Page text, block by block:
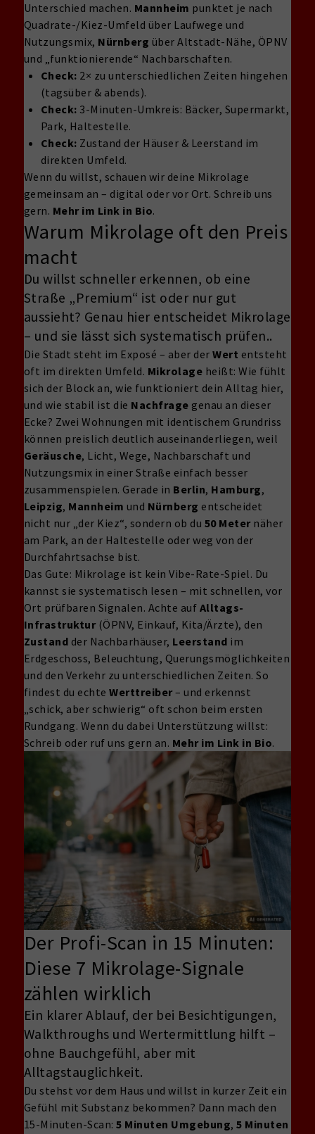
Unterschied machen. Mannheim punktet je nach
Quadrate-/Kiez-Umfeld über Laufwege und
Nutzungsmix, Nürnberg über Altstadt-Nähe, ÖPNV
und „funktionierende“ Nachbarschaften.
Check: 2× zu unterschiedlichen Zeiten hingehen
(tagsüber & abends).
Check: 3-Minuten-Umkreis: Bäcker, Supermarkt,
Park, Haltestelle.
Check: Zustand der Häuser & Leerstand im
direkten Umfeld.
Wenn du willst, schauen wir deine Mikrolage
gemeinsam an – digital oder vor Ort. Schreib uns
gern. Mehr im Link in Bio.
Warum Mikrolage oft den Preis
macht
Du willst schneller erkennen, ob eine
Straße „Premium“ ist oder nur gut
aussieht? Genau hier entscheidet Mikrolage
– und sie lässt sich systematisch prüfen..
Die Stadt steht im Exposé – aber derWert entsteht
oft im direkten Umfeld. Mikrolage heißt: Wie fühlt
sich der Block an, wie funktioniert dein Alltag hier,
und wie stabil ist die Nachfrage genau an dieser
Ecke? Zwei Wohnungen mit identischem Grundriss
können preislich deutlich auseinanderliegen, weil
Geräusche, Licht, Wege, Nachbarschaft und
Nutzungsmix in einer Straße einfach besser
zusammenspielen. Gerade in Berlin, Hamburg,
Leipzig, Mannheim und Nürnberg entscheidet
nicht nur „der Kiez“, sondern ob du 50 Meternäher
am Park, an der Haltestelle oder weg von der
Durchfahrtsachse bist.
Das Gute: Mikrolage ist kein Vibe-Rate-Spiel. Du
kannst sie systematisch lesen – mit schnellen, vor
Ort prüfbaren Signalen. Achte auf Alltags-
Infrastruktur(ÖPNV, Einkauf, Kita/Ärzte), den
Zustand der Nachbarhäuser, Leerstand im
Erdgeschoss, Beleuchtung, Querungsmöglichkeiten
und den Verkehr zu unterschiedlichen Zeiten. So
findest du echteWerttreiber– und erkennst
„schick, aber schwierig“ oft schon beim ersten
Rundgang. Wenn du dabei Unterstützung willst:
Schreib oder ruf uns gern an. Mehr im Link in Bio.
Der Profi-Scan in 15 Minuten:
Diese 7 Mikrolage-Signale
zählen wirklich
Ein klarer Ablauf, der bei Besichtigungen,
Walkthroughs und Wertermittlung hilft –
ohne Bauchgefühl, aber mit
Alltagstauglichkeit.
Du stehst vor dem Haus und willst in kurzer Zeit ein
Gefühl mit Substanz bekommen? Dann mach den
15-Minuten-Scan:5 Minuten Umgebung,5 Minuten